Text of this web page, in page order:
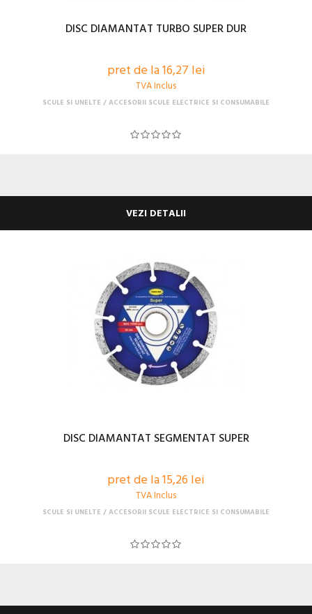
DISC DIAMANTAT TURBO SUPER DUR
pret de la 16,27 lei
TVA Inclus
SCULE SI UNELTE ACCESORII SCULE ELECTRICE SI CONSUMABILE
VEZI DETALII
DISC DIAMANTAT SEGMENTAT SUPER
pret de la 15,26 lei
TVA Inclus
SCULE SI UNELTE ACCESORII SCULE ELECTRICE SI CONSUMABILE